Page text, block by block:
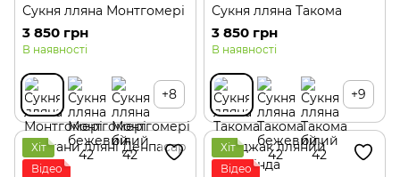
Сукня лляна Монтгомері
3 850 грн
В наявності
+8
Сукня лляна Такома
3 850 грн
В наявності
+9
Хіт
Відео
Хіт
Відео